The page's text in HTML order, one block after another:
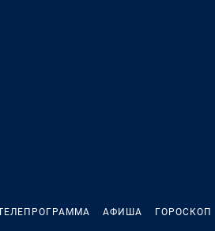
АФИША ГОРОСКОП